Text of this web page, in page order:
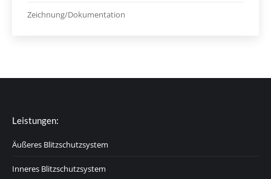
Zeichnung/Dokumentation
Leistungen:
Äußeres Blitzschutzsystem
Inneres Blitzschutzsystem